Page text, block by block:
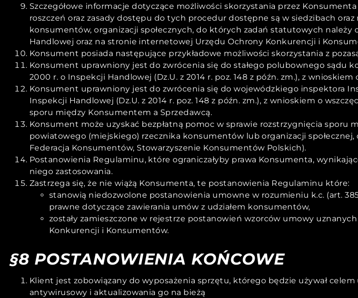
Szczegółowe informacje dotyczące możliwości skorzystania przez
roszczeń oraz zasady dostępu do tych procedur dostępne są w siedzibach
konsumentów, organizacji społecznych, do których zadań statutowych
Handlowej oraz na stronie internetowej Urzędu Ochrony Konkurencji i
Konsument posiada następujące przykładowe możliwości skorzystania z
Konsument uprawniony jest do zwrócenia się do stałego polubownego sądu
2000 r. o Inspekcji Handlowej (Dz.U. z 2014 r. poz. 148 z późn. zm.), z
Konsument uprawniony jest do zwrócenia się do wojewódzkiego inspektora
Inspekcji Handlowej (Dz.U. z 2014 r. poz. 148 z późn. zm.), z wnioskiem o
sporu między Konsumentem a Sprzedawcą.
Konsument może uzyskać bezpłatną pomoc w sprawie rozstrzygnięcia sporu
powiatowego (miejskiego) rzecznika konsumentów lub organizacji
Federacja Konsumentów, Stowarzyszenie Konsumentów Polskich).
Postanowienia Regulaminu, które ograniczałyby prawa Konsumenta,
niego zastosowania.
Zastrzega się, że nie wiążą Konsumenta, te postanowienia Regulaminu które:
stanowią niedozwolone postanowienia umowne w rozumieniu k.c. (art.
prawne dotyczące zawierania umów z udziałem konsumentów,
zostały zamieszczone w rejestrze postanowień wzorców umowy
Konkurencji i Konsumentów.
§8 POSTANOWIENIA KOŃCOWE
Klient jest zobowiązany do wyposażenia sprzętu, którego będzie używał
antywirusowy i aktualizowania go na bieżą